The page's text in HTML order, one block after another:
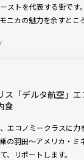
ストを代表する街です
カの魅力を余すとこ
ス「デルタ航空」
食
エコノミークラスに力
の羽田〜アメリカ・ミ
、リポートします。